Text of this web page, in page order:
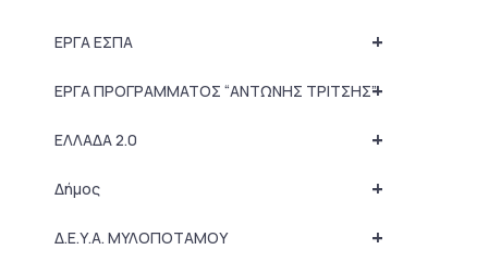
+
ΕΡΓΑ ΕΣΠΑ
+
ΕΡΓΑ ΠΡΟΓΡΑΜΜΑΤΟΣ “ΑΝΤΩΝΗΣ ΤΡΙΤΣΗΣ”
+
ΕΛΛΑΔΑ 2.0
+
Δήμος
+
Δ.Ε.Υ.Α. ΜΥΛΟΠΟΤΑΜΟΥ